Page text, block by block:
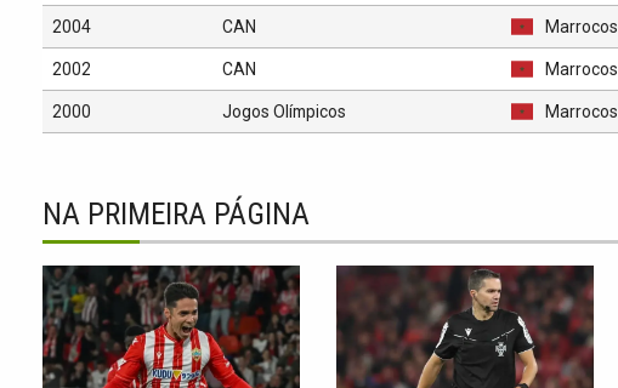
2004 CAN Marrocos
2002 CAN Marrocos
2000 Jogos Olímpicos Marrocos
NA PRIMEIRA PÁGINA